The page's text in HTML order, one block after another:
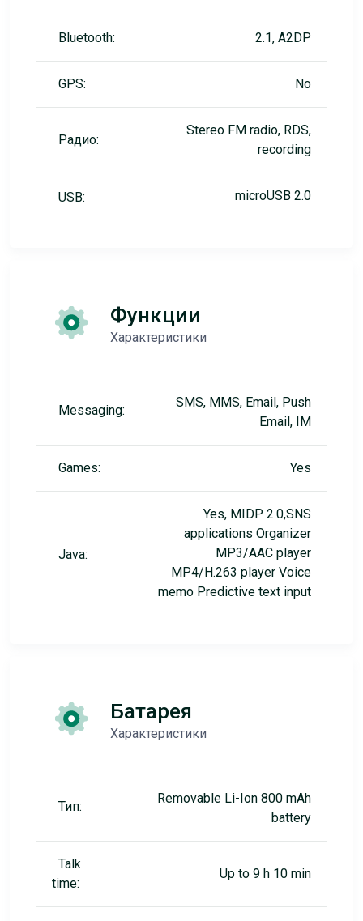
Bluetooth: 2.1, A2DP
GPS: No
Радио:
Stereo FM radio, RDS,
recording
USB: microUSB 2.0
Функции
Характеристики
Messaging:
SMS, MMS, Email, Push
Email, IM
Games: Yes
Java:
Yes, MIDP 2.0,SNS
applications Organizer
MP3/AAC player
MP4/H.263 player Voice
memo Predictive text input
Батарея
Характеристики
Тип:
Removable Li-Ion 800 mAh
battery
Talk
time:
Up to 9 h 10 min